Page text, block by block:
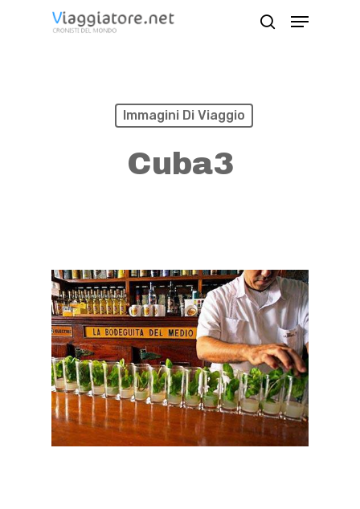
Menu
Immagini Di Viaggio
Cuba3